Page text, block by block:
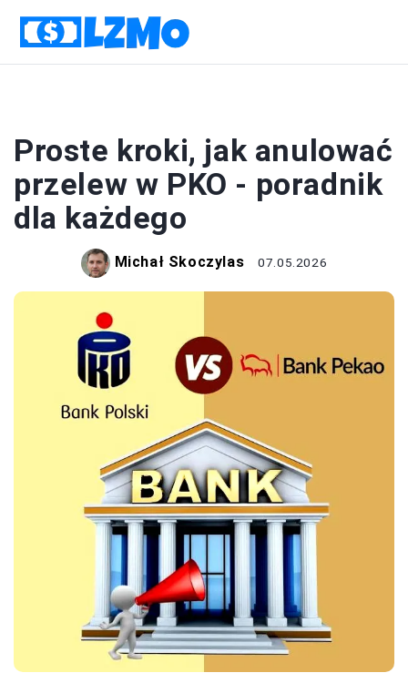
Proste kroki, jak anulować
przelew w PKO - poradnik
dla każdego
Michał Skoczylas 07.05.2026